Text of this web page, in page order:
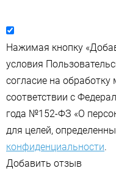
Нажимая кнопку
условия
согласие на
соответствии с
года №152-ФЗ «О
для целей,
конфиденциальности.
Добавить отзыв